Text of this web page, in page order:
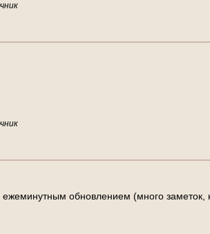
ежеминутным обновлением (много заметок